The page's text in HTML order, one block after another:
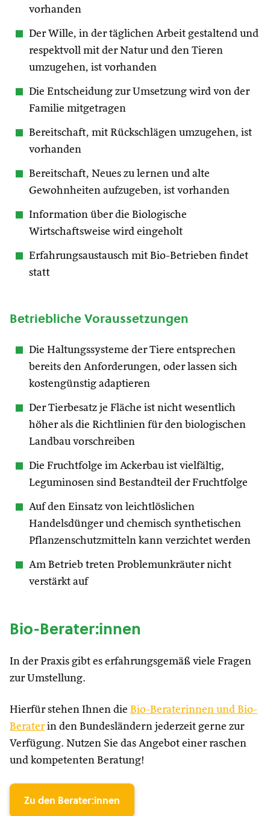
vorhanden
Der Wille, in der täglichen Arbeit gestaltend und
respektvoll mit der Natur und den Tieren
umzugehen, ist vorhanden
Die Entscheidung zur Umsetzung wird von der
Familie mitgetragen
Bereitschaft, mit Rückschlägen umzugehen, ist
vorhanden
Bereitschaft, Neues zu lernen und alte
Gewohnheiten aufzugeben, ist vorhanden
Information über die Biologische
Wirtschaftsweise wird eingeholt
Erfahrungsaustausch mit Bio-Betrieben findet
statt
Betriebliche Voraussetzungen
Die Haltungssysteme der Tiere entsprechen
bereits den Anforderungen, oder lassen sich
kostengünstig adaptieren
Der Tierbesatz je Fläche ist nicht wesentlich
höher als die Richtlinien für den biologischen
Landbau vorschreiben
Die Fruchtfolge im Ackerbau ist vielfältig,
Leguminosen sind Bestandteil der Fruchtfolge
Auf den Einsatz von leichtlöslichen
Handelsdünger und chemisch synthetischen
Pflanzenschutzmitteln kann verzichtet werden
Am Betrieb treten Problemunkräuter nicht
verstärkt auf
Bio-Berater:innen
In der Praxis gibt es erfahrungsgemäß viele Fragen
zur Umstellung.
Hierfür stehen Ihnen die Bio-Beraterinnen und Bio-
Beraterin den Bundesländern jederzeit gerne zur
Verfügung. Nutzen Sie das Angebot einer raschen
und kompetenten Beratung!
Zu den Berater:innen